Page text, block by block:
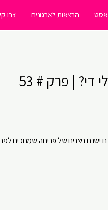
הרצאות לארגונים צרו
| פרק # 53
ניצנים של פריחה שמחכים